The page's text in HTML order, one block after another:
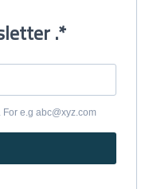
.*
e.g abc@xyz.com